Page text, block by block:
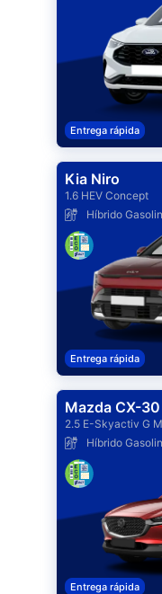
Entrega rápida
Kia Niro
1.6 HEV Concept
Híbrido
Entrega rápida
Mazda CX-30
2.5 E-Skyactiv G
Híbrido
Entrega rápida